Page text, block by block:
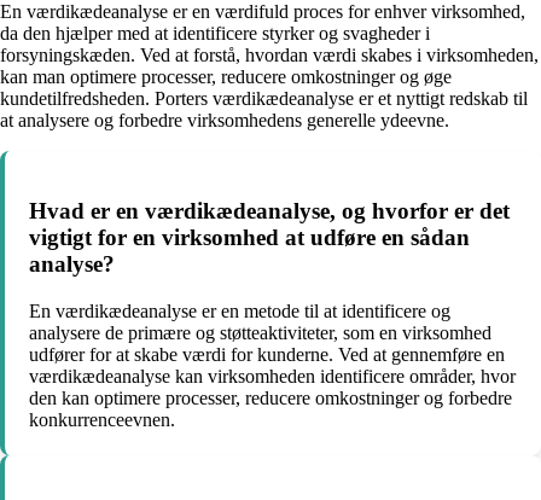
En værdikædeanalyse er en værdifuld proces for enhver virksomhed,
da den hjælper med at identificere styrker og svagheder i
forsyningskæden. Ved at forstå, hvordan værdi skabes i virksomheden,
kan man optimere processer, reducere omkostninger og øge
kundetilfredsheden. Porters værdikædeanalyse er et nyttigt redskab til
at analysere og forbedre virksomhedens generelle ydeevne.
Hvad er en værdikædeanalyse, og hvorfor er det
vigtigt for en virksomhed at udføre en sådan
analyse?
En værdikædeanalyse er en metode til at identificere og
analysere de primære og støtteaktiviteter, som en virksomhed
udfører for at skabe værdi for kunderne. Ved at gennemføre en
værdikædeanalyse kan virksomheden identificere områder, hvor
den kan optimere processer, reducere omkostninger og forbedre
konkurrenceevnen.